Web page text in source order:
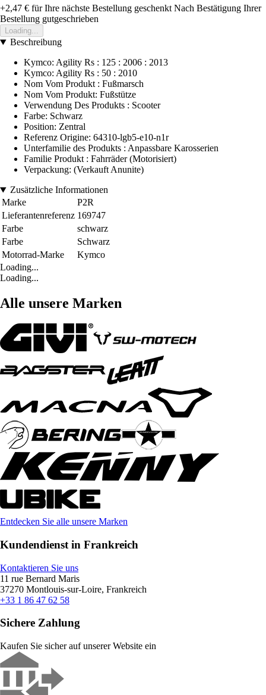
+2,47 € für Ihre nächste Bestellung geschenkt Nach Bestätigung Ihrer
Bestellung gutgeschrieben
Loading...
Beschreibung
Kymco: Agility Rs : 125 : 2006 : 2013
Kymco: Agility Rs : 50 : 2010
Nom Vom Produkt : Fußmarsch
Nom Vom Produkt: Fußstütze
Verwendung Des Produkts : Scooter
Farbe: Schwarz
Position: Zentral
Referenz Origine: 64310-lgb5-e10-n1r
Unterfamilie des Produkts : Anpassbare Karosserien
Familie Produkt : Fahrräder (Motorisiert)
Verpackung: (Verkauft Anunite)
Zusätzliche Informationen
Marke
P2R
Lieferantenreferenz 169747
Farbe
schwarz
Farbe
Schwarz
Motorrad-Marke
Kymco
Loading...
Loading...
Alle unsere Marken
Entdecken Sie alle unsere Marken
Kundendienst in Frankreich
Kontaktieren Sie uns
11 rue Bernard Maris
37270 Montlouis-sur-Loire, Frankreich
+33 1 86 47 62 58
Sichere Zahlung
Kaufen Sie sicher auf unserer Website ein